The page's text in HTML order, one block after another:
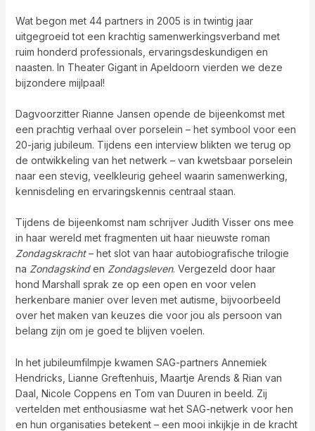
Wat begon met 44 partners in 2005 is in twintig jaar
uitgegroeid tot een krachtig samenwerkingsverband met
ruim honderd professionals, ervaringsdeskundigen en
naasten. In Theater Gigant in Apeldoorn vierden we deze
bijzondere mijlpaal!
Dagvoorzitter Rianne Jansen opende de bijeenkomst met
een prachtig verhaal over porselein – het symbool voor een
20-jarig jubileum. Tijdens een interview blikten we terug op
de ontwikkeling van het netwerk – van kwetsbaar porselein
naar een stevig, veelkleurig geheel waarin samenwerking,
kennisdeling en ervaringskennis centraal staan.
Tijdens de bijeenkomst nam schrijver Judith Visser ons mee
in haar wereld met fragmenten uit haar nieuwste roman
Zondagskracht– het slot van haar autobiografische trilogie
na Zondagskinden Zondagsleven. Vergezeld door haar
hond Marshall sprak ze op een open en voor velen
herkenbare manier over leven met autisme, bijvoorbeeld
over het maken van keuzes die voor jou als persoon van
belang zijn om je goed te blijven voelen.
In het jubileumfilmpje kwamen SAG-partners Annemiek
Hendricks, Lianne Greftenhuis, Maartje Arends & Rian van
Daal, Nicole Coppens en Tom van Duuren in beeld. Zij
vertelden met enthousiasme wat het SAG-netwerk voor hen
en hun organisaties betekent – een mooi inkijkje in de kracht